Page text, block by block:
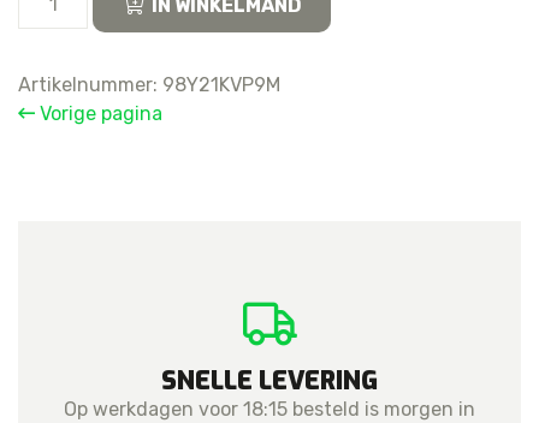
Galaxy
2017
Sim
IN WINKELMAND
Artikelnummer: 98Y21KVP9M
Vorige pagina
SNELLE LEVERING
Op werkdagen voor 18:15 besteld is morgen in